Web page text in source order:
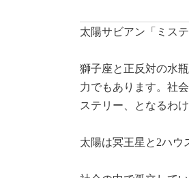
太陽サビアン「ミス
獅子座と正反対の水
力でもあります。社
ステリー、となるわけ
太陽は冥王星と2ハウ